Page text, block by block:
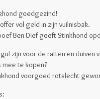
goedgezind!
vol geld in zijn vuilnisbak.
Ben Dief geeft Stinkhond
zijn voor de ratten en
te kopen?
voorgoed rotslecht